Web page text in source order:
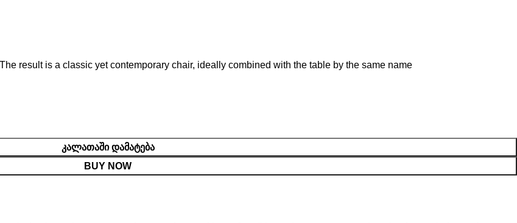
result is a classic yet contemporary chair, ideally combined with the table by the same name
ᲙᲐᲚᲐᲗᲐᲨᲘ ᲓᲐᲛᲐᲢᲔᲑᲐ
BUY NOW